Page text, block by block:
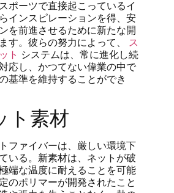
ポーツで直接起こっているイ
インスピレーションを得、安
を前進させるために新たな開
す。彼らの努力によって、
ス
ト システムは、常に進化し続
応し、かつてない偉業の中で
基準を維持することができ
ト素材
ファイバーは、厳しい環境下
いる。新素材は、ネットが破
端な温度に耐えることを可能
のポリマーが開発されたこと